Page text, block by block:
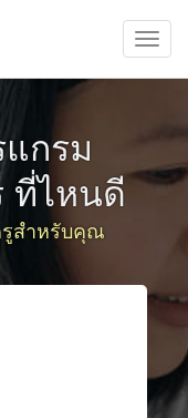
กรม
ที่ไหนดี
สำหรับคุณ